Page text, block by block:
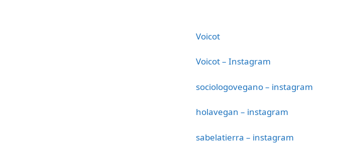
Voicot
Voicot – Instagram
sociologovegano – instagram
holavegan – instagram
sabelatierra – instagram